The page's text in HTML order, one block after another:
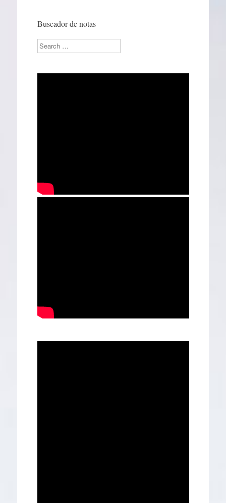
Buscador de notas
Search